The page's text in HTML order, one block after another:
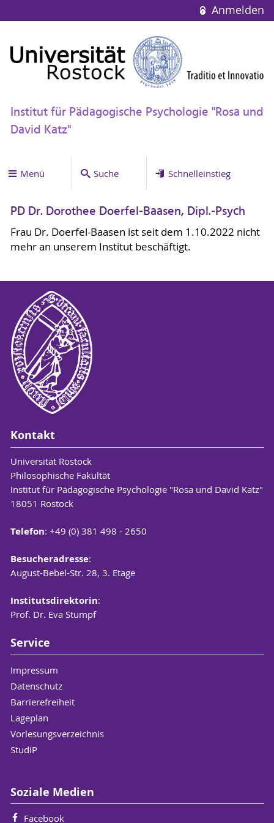
Anmelden
Institut für Pädagogische Psychologie "Rosa und
David Katz"
Menü Suche Schnelleinstieg
PD Dr. Dorothee Doerfel-Baasen, Dipl.-Psych
Frau Dr. Doerfel-Baasen ist seit dem 1.10.2022 nicht
mehr an unserem Institut beschäftigt.
Kontakt
Universität Rostock
Philosophische Fakultät
Institut für Pädagogische Psychologie "Rosa und David Katz"
18051 Rostock
Telefon: +49 (0) 381 498 - 2650
Besucheradresse:
August-Bebel-Str. 28, 3. Etage
Institutsdirektorin:
Prof. Dr. Eva Stumpf
Service
Impressum
Datenschutz
Barrierefreiheit
Lageplan
Vorlesungsverzeichnis
StudIP
Soziale Medien
Facebook